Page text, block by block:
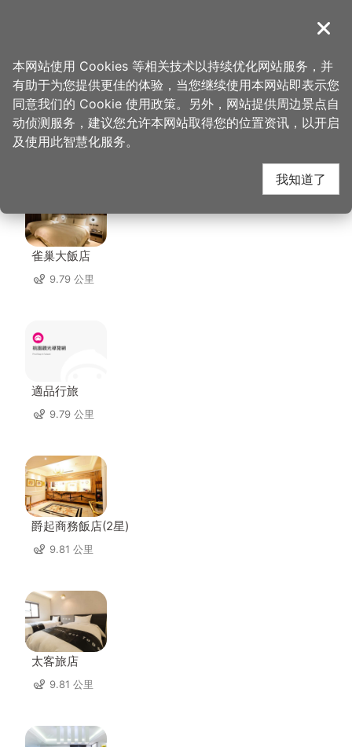
導覽
首页 > 想去的地方 > 住宿 > 住福旅店
住福旅店 周边住宿
雀巢大飯店
9.79 公里
適品行旅
9.79 公里
爵起商務飯店(2星)
9.81 公里
太客旅店
9.81 公里
关闭
本网站使用 Cookies 等相关技术以持续优化网站服务，并
有助于为您提供更佳的体验，当您继续使用本网站即表示您
同意我们的 Cookie 使用政策。另外，网站提供周边景点自
动侦测服务，建议您允许本网站取得您的位置资讯，以开启
及使用此智慧化服务。
我知道了